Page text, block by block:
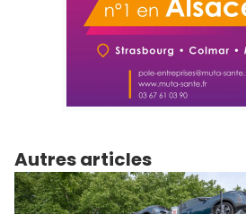
Autres articles